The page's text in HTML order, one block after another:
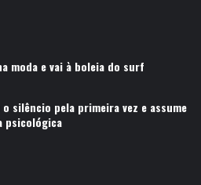
moda e vai à boleia do surf
silêncio pela primeira vez e assume
psicológica